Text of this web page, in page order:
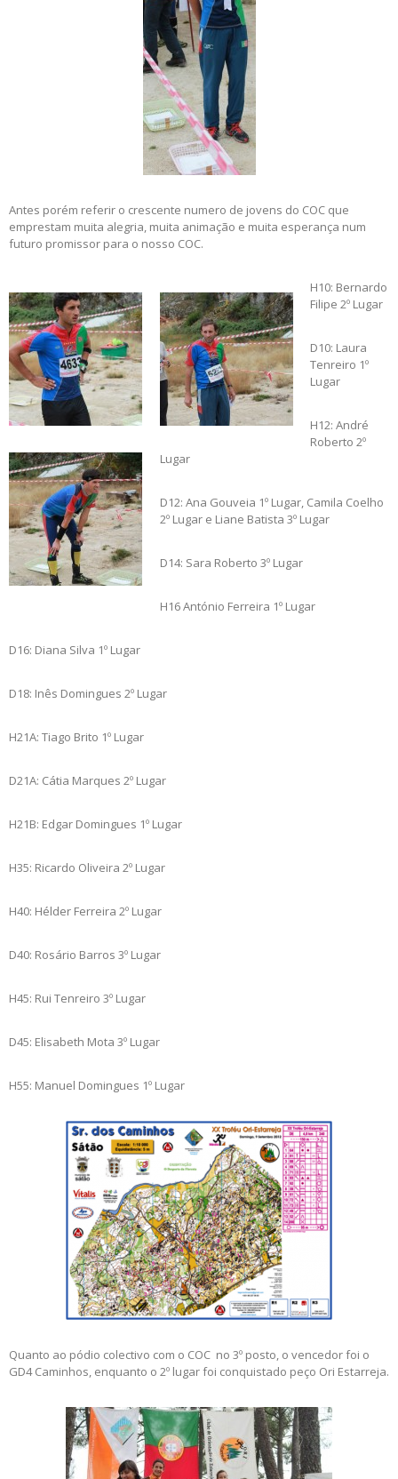
Antes porém referir o crescente numero de jovens do COC que
emprestam muita alegria, muita animação e muita esperança num
futuro promissor para o nosso COC.
H10: Bernardo
Filipe 2º Lugar
D10: Laura
Tenreiro 1º
Lugar
H12: André
Roberto 2º
Lugar
D12: Ana Gouveia 1º Lugar, Camila Coelho
2º Lugar e Liane Batista 3º Lugar
D14: Sara Roberto 3º Lugar
H16 António Ferreira 1º Lugar
D16: Diana Silva 1º Lugar
D18: Inês Domingues 2º Lugar
H21A: Tiago Brito 1º Lugar
D21A: Cátia Marques 2º Lugar
H21B: Edgar Domingues 1º Lugar
H35: Ricardo Oliveira 2º Lugar
H40: Hélder Ferreira 2º Lugar
D40: Rosário Barros 3º Lugar
H45: Rui Tenreiro 3º Lugar
D45: Elisabeth Mota 3º Lugar
H55: Manuel Domingues 1º Lugar
Quanto ao pódio colectivo com o COC no 3º posto, o vencedor foi o
GD4 Caminhos, enquanto o 2º lugar foi conquistado peço Ori Estarreja.